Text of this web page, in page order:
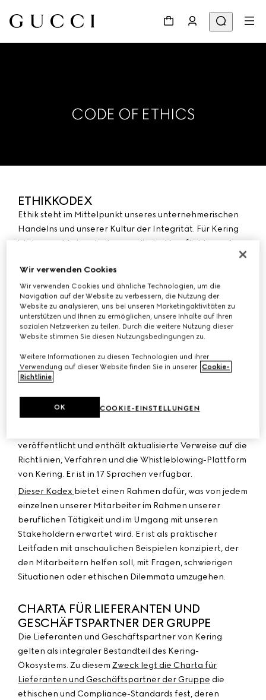
CODE OF ETHICS
ETHIKKODEX
Ethik steht im Mittelpunkt unseres unternehmerischen
Handelns und unserer Kultur der Integrität. Für Kering
ist sie sowohl eine starke moralische Verpflichtung als
Entwicklung unseres Unternehmens unerlässlich ist.
Diese Kultur der Integrität basiert auf der Einhaltung
von Gesetzen und Vorschriften sowie auf dem täglichen
Engagement jedes einzelnen Mitarbeiters für die Werte
der Gruppe. Kering verfolgt eine Null-Toleranz-Politik
gegenüber Korruption und jeglichem Verstoß gegen
unsere Integritätsgrundsätze.
Seit 2005 legt der Ethikkodex von Kering – in
Charta – die wichtigsten Grundsätze fest, die unser
tägliches Handeln bestimmen und leiten. Unser
veröffentlicht und enthält aktualisierte Verweise auf die
Richtlinien, Verfahren und die Whistleblowing-Plattform
von Kering. Er ist in 17 Sprachen verfügbar.
Dieser Kodex bietet einen Rahmen dafür, was von jedem
einzelnen unserer Mitarbeiter im Rahmen unserer
beruflichen Tätigkeit und im Umgang mit unseren
Stakeholdern erwartet wird. Er ist als praktischer
Leitfaden mit anschaulichen Beispielen konzipiert, der
den Mitarbeitern helfen soll, mit Fragen, schwierigen
Situationen oder ethischen Dilemmata umzugehen.
CHARTA FÜR LIEFERANTEN UND
GESCHÄFTSPARTNER DER GRUPPE
Die Lieferanten und Geschäftspartner von Kering
gelten als integraler Bestandteil des Kering-
Ökosystems. Zu diesem Zweck legt die Charta für
Lieferanten und Geschäftspartner der Gruppe die
ethischen und Compliance-Standards fest, deren
Wir verwenden Cookies
Wir verwenden Cookies und ähnliche Technologien, um die
Navigation auf der Website zu verbessern, die Nutzung der
Website zu analysieren, uns bei unseren Marketingaktivitäten zu
unterstützen und Ihnen zu ermöglichen, unsere Inhalte auf Ihren
sozialen Netzwerken zu teilen. Durch die weitere Nutzung dieser
Website stimmen Sie diesen Nutzungsbedingungen zu.
Weitere Informationen zu diesen Technologien und ihrer
Verwendung auf dieser Website finden Sie in unserer Cookie-
Richtlinie.
COOKIE-EINSTELLUNGEN
OK